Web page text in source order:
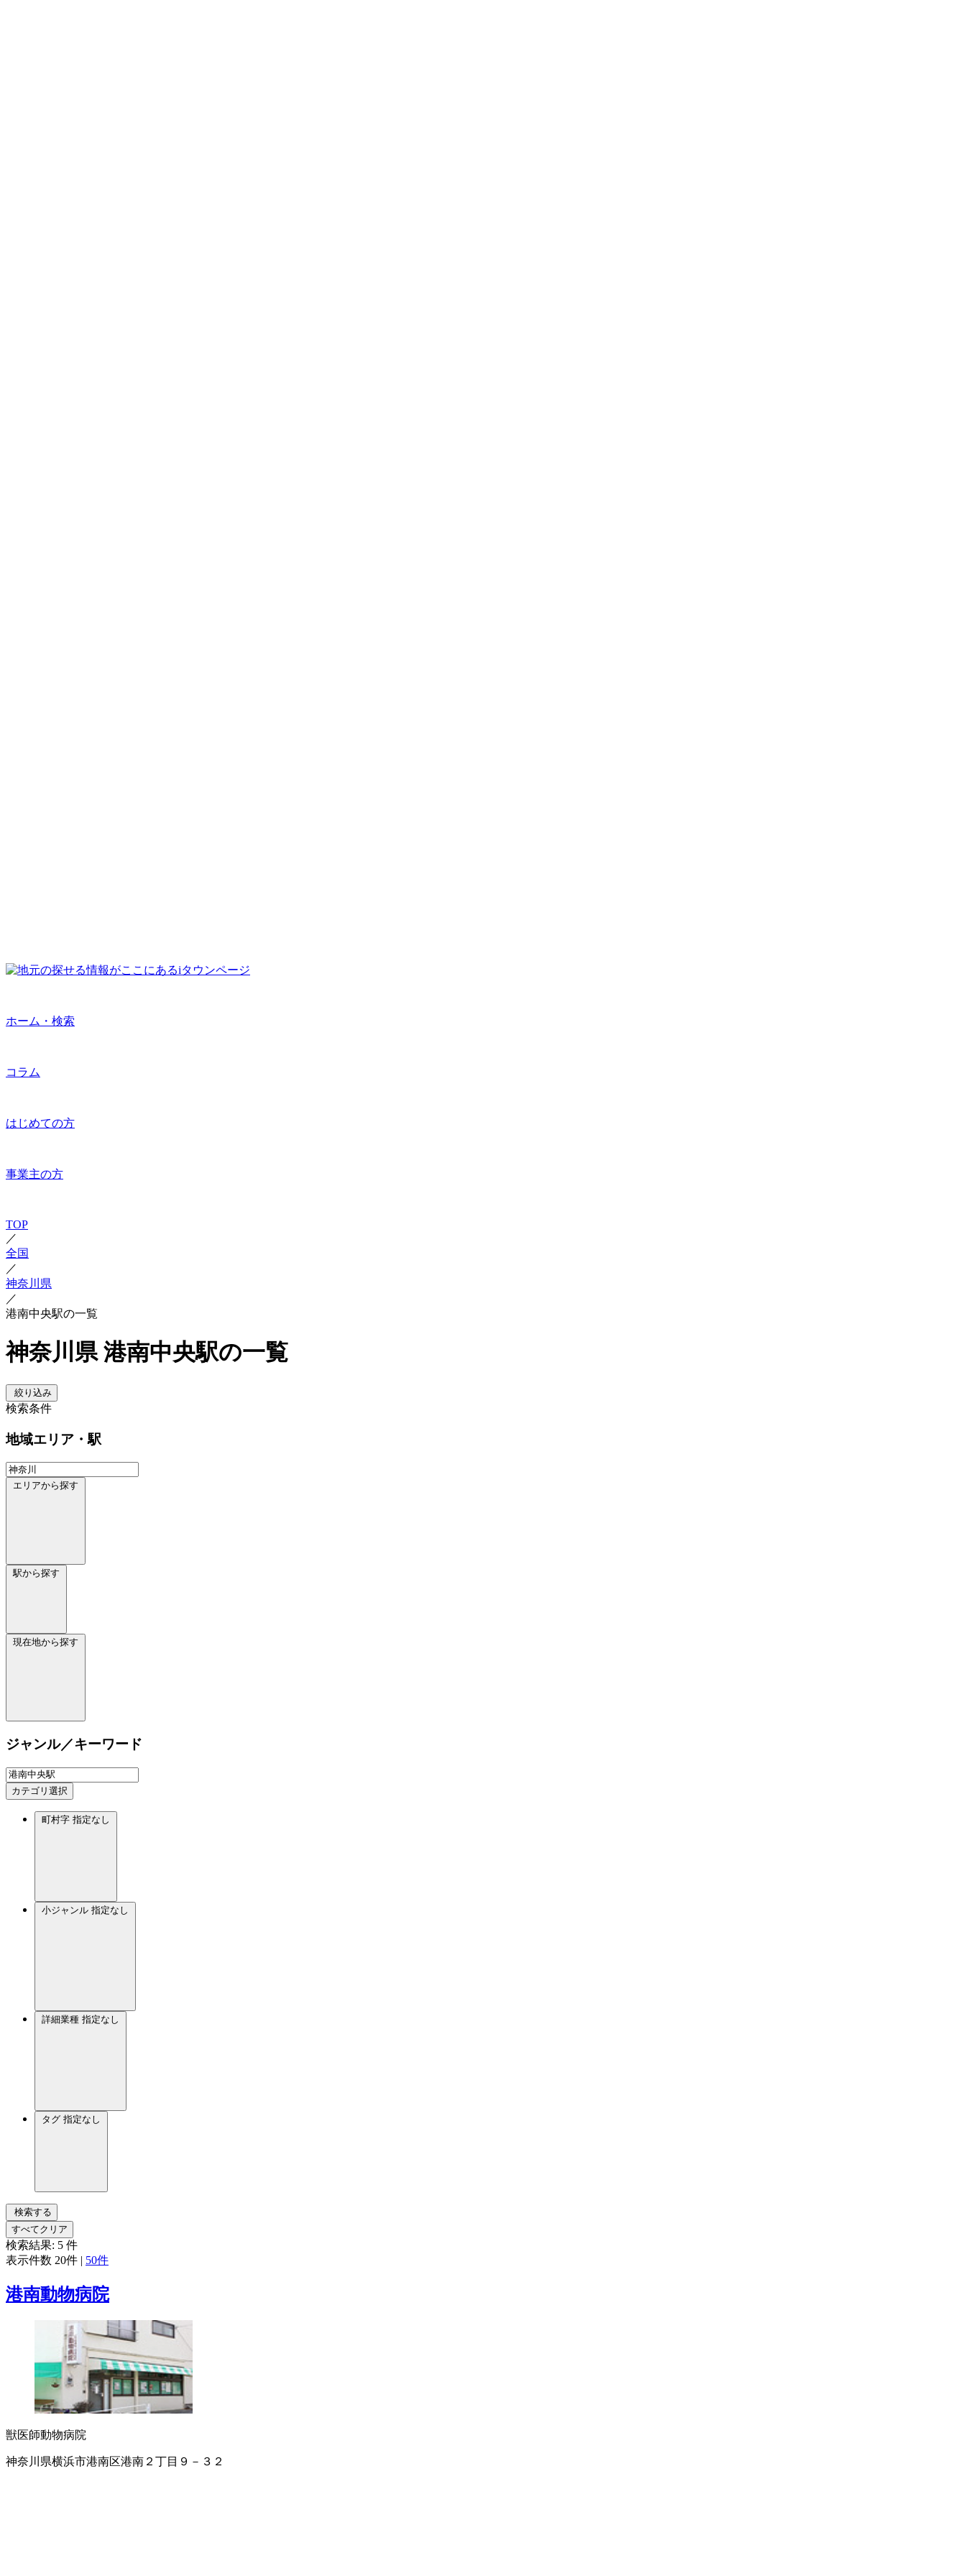
ホーム・検索
コラム
はじめての方
事業主の方
TOP
／
全国
／
神奈川県
／
港南中央駅の一覧
神奈川県 港南中央駅の一覧
絞り込み
検索条件
地域エリア・駅
エリアから探す
駅から探す
現在地から探す
ジャンル／キーワード
カテゴリ選択
町村字 指定なし
小ジャンル 指定なし
詳細業種 指定なし
タグ 指定なし
検索する
すべてクリア
検索結果: 5 件
表示件数 20件 | 50件
港南動物病院
獣医師動物病院
神奈川県横浜市港南区港南２丁目９－３２